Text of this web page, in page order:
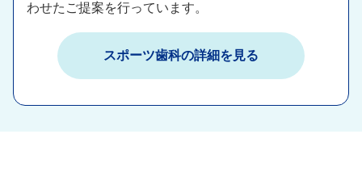
わせたご提案を行っています。​
スポーツ歯科​の詳細を見る​